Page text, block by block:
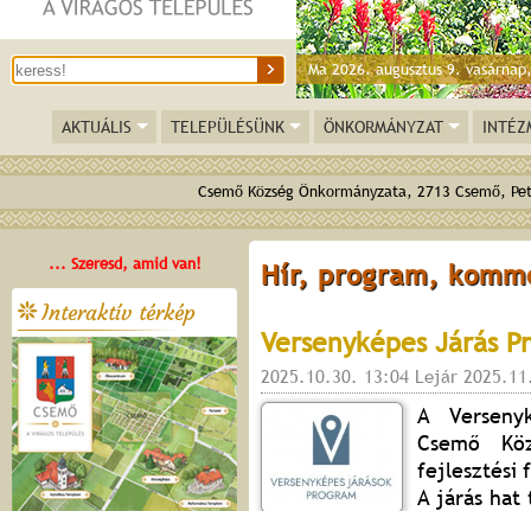
Ma 2026. augusztus 9.
AKTUÁLIS TELEPÜLÉSÜNK ÖNKORMÁNYZAT
Csemő Község Önkormányzata, 2713
... Szeresd, amid van!
Interaktív térkép
Hír, program,
Versenyképes Járás
2025.10.30. 13:04 Lejár
A
Csemő
fejlesztési
A járás hat